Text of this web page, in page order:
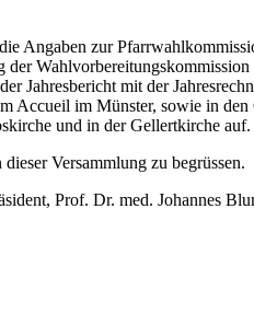
Angaben zur
der
Jahresbericht mit der
Accueil im Münster, sowie in den
und in der Gellertkirche auf.
Versammlung zu begrüssen.
Prof. Dr. med. Johannes